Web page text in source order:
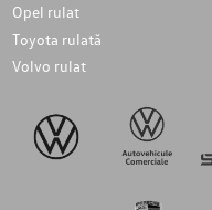
Opel rulat
Toyota rulată
Volvo rulat